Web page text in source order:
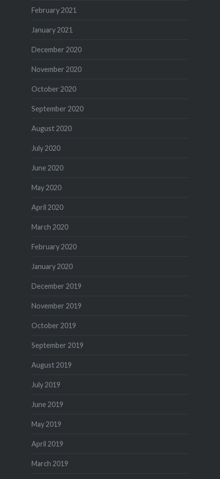
February 2021
January 2021
December 2020
November 2020
October 2020
September 2020
August 2020
July 2020
June 2020
May 2020
April 2020
March 2020
February 2020
January 2020
December 2019
November 2019
October 2019
September 2019
August 2019
July 2019
June 2019
May 2019
April 2019
March 2019